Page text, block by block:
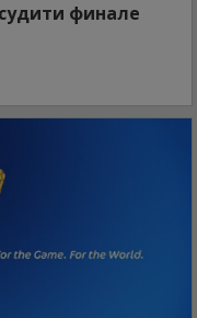
финале